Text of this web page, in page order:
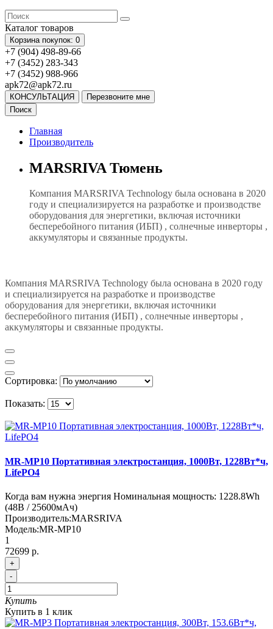
Каталог товаров
Корзина покупок: 0
+7 (904) 498-89-66
+7 (3452) 283-343
+7 (3452) 988-966
apk72@apk72.ru
КОНСУЛЬТАЦИЯ
Перезвоните мне
Поиск
Главная
Производитель
MARSRIVA Тюмень
Компания MARSRIVA Technology была основана в 2020
году и специализируется на разработке и производстве
оборудования для энергетики, включая источники
бесперебойного питания (ИБП) , солнечные инверторы ,
аккумуляторы и связанные продукты.
Компания MARSRIVA Technology была основана в 2020 году
и специализируется на разработке и производстве
оборудования для энергетики, включая источники
бесперебойного питания (ИБП) , солнечные инверторы ,
аккумуляторы и связанные продукты.
Сортировка:
Показать:
MR-MP10 Портативная электростанция, 1000Вт, 1228Вт*ч,
LifePO4
Когда вам нужна энергия Номинальная мощность: 1228.8Wh
(48В / 25600мАч)
Производитель:MARSRIVA
Модель:MR-MP10
1
72699 р.
+
-
Купить
Купить в 1 клик